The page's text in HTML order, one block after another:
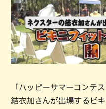
「ハッピーサマーコンテ
結衣加さんが出場するビ